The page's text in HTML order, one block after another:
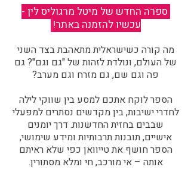
ספרה החדש של מיטל מרגוליס לין -
עכשיו להזמנה באתר!
מה קורה כשישראלית מתאהבת בצד השני
של העולם, ונולדת לזהות של "גם וגם"? גם
פה וגם שם, גם מזרח וגם מערב?​​
הספר לוקח אתכם למסע בין שווקי לילה
לחדרי ישיבות, בין מקדשים נסתרים למפעלי
שבבים בחזית החדשנות. דרך יומנים
אישיים, תובנות תרבותיות ומידע שימושי,
הספר חושף את טייוואן כפי שלא ראיתם
אותה – אי מורכב, חי ומלא מסתורין.